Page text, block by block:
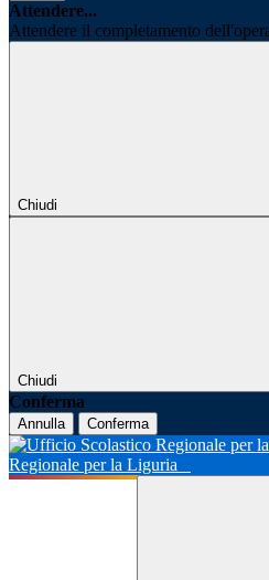
Attendere...
Attendere il completamento
Chiudi
Chiudi
Conferma
Annulla Conferma
Regionale per la Liguria